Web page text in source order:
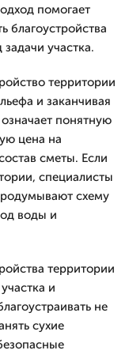
помогает
благоустройства
участка.
территории
и заканчивая
понятную
цена на
сметы. Если
специалисты
схему
воды и
территории
и
не
сухие